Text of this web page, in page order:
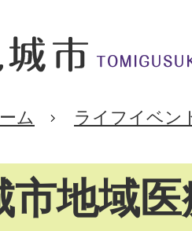
ム ライフイベン
市地域